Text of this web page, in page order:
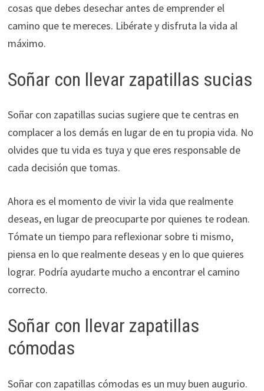
cosas que debes desechar antes de emprender el
camino que te mereces. Libérate y disfruta la vida al
máximo.
Soñar con llevar zapatillas sucias
Soñar con zapatillas sucias sugiere que te centras en
complacer a los demás en lugar de en tu propia vida. No
olvides que tu vida es tuya y que eres responsable de
cada decisión que tomas.
Ahora es el momento de vivir la vida que realmente
deseas, en lugar de preocuparte por quienes te rodean.
Tómate un tiempo para reflexionar sobre ti mismo,
piensa en lo que realmente deseas y en lo que quieres
lograr. Podría ayudarte mucho a encontrar el camino
correcto.
Soñar con llevar zapatillas
cómodas
Soñar con zapatillas cómodas es un muy buen augurio.